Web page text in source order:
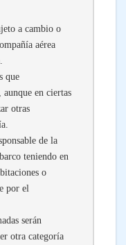
a cambio o
aérea
que
aunque en ciertas
otras
de la
teniendo en
o
por el
serán
otra categoría